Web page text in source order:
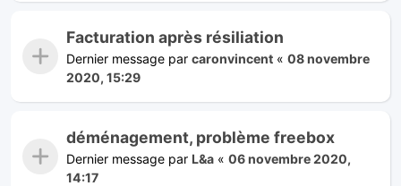
Facturation après résiliation
Dernier message par caronvincent « 08 novembre
2020, 15:29
déménagement, problème freebox
Dernier message par L&a « 06 novembre 2020,
14:17